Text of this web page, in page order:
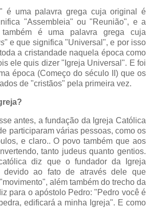
é uma palavra grega cuja original é
"Assembleia" ou "Reunião", e a
também é uma palavra grega cuja
" e que significa "Universal", e por isso
a cristandade naquela época como
ele quis dizer "Igreja Universal". E foi
época (Começo do século II) que os
de "cristãos" pela primeira vez.
antes, a fundação da Igreja Católica
participaram várias pessoas, como os
e claro.. O povo também que aos
tanto judeus quanto gentios.
diz que o fundador da Igreja
devido ao fato de através dele que
além também do trecho da
para o apóstolo Pedro: "Pedro você é
edificará a minha Igreja". E como